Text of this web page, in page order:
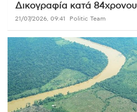
Δικογραφία κατά 84χρονου
21/07/2026, 09:41 Politic Team